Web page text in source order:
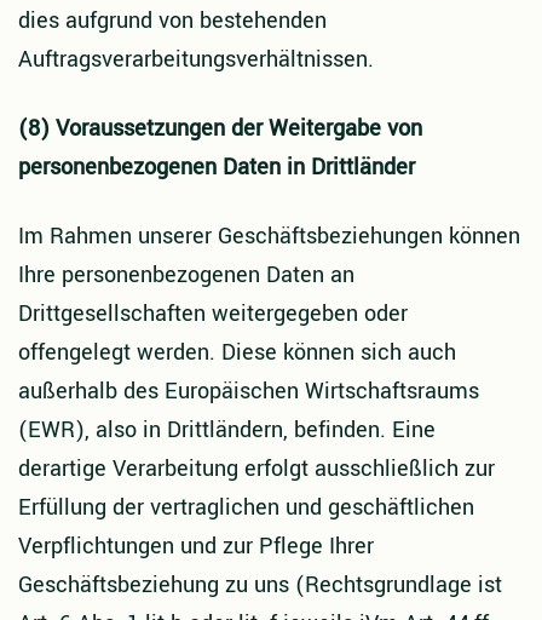
dies aufgrund von bestehenden
Auftragsverarbeitungsverhältnissen.
(8) Voraussetzungen der Weitergabe von
personenbezogenen Daten in Drittländer
Im Rahmen unserer Geschäftsbeziehungen können
Ihre personenbezogenen Daten an
Drittgesellschaften weitergegeben oder
offengelegt werden. Diese können sich auch
außerhalb des Europäischen Wirtschaftsraums
(EWR), also in Drittländern, befinden. Eine
derartige Verarbeitung erfolgt ausschließlich zur
Erfüllung der vertraglichen und geschäftlichen
Verpflichtungen und zur Pflege Ihrer
Geschäftsbeziehung zu uns (Rechtsgrundlage ist